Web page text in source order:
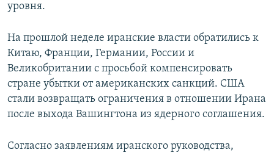
уровня.
На прошлой неделе иранские власти обратились к
Китаю, Франции, Германии, России и
Великобритании с просьбой компенсировать
стране убытки от американских санкций. США
стали возвращать ограничения в отношении Ирана
после выхода Вашингтона из ядерного соглашения.
Согласно заявлениям иранского руководства,